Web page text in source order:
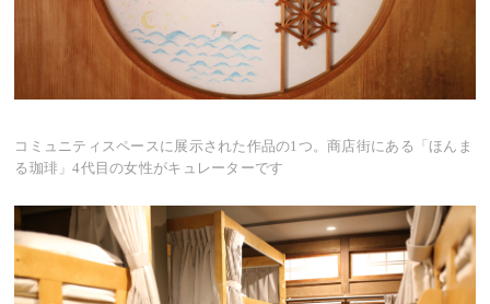
コミュニティスペースに展示された作品の1つ。商店街にある「ほんま
る珈琲」4代目の女性がキュレーターです